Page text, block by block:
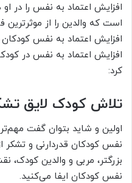
افزایش اعتماد به نفس را در
است که والدین را از موثرترین
افزایش اعتماد به نفس
کرد:
تلاش کودک لایق
اولین و شاید بتوان گفت
نفس کودکان قدردارنی و
بزرگتر، مربی و والدین کودک،
نفس کودکان ایفا می‌کنید.